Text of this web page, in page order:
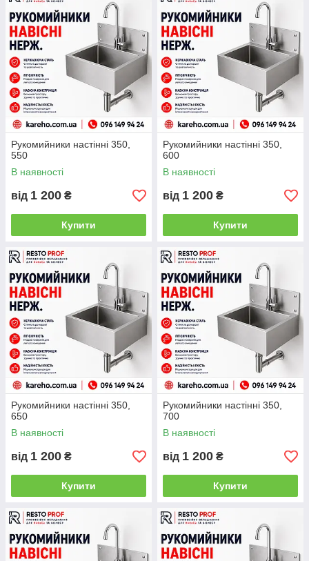
Рукомийники настінні 350,
550
В наявності
від 1 200 ₴
Купити
Рукомийники настінні 350,
600
В наявності
від 1 200 ₴
Купити
Рукомийники настінні 350,
650
В наявності
від 1 200 ₴
Купити
Рукомийники настінні 350,
700
В наявності
від 1 200 ₴
Купити